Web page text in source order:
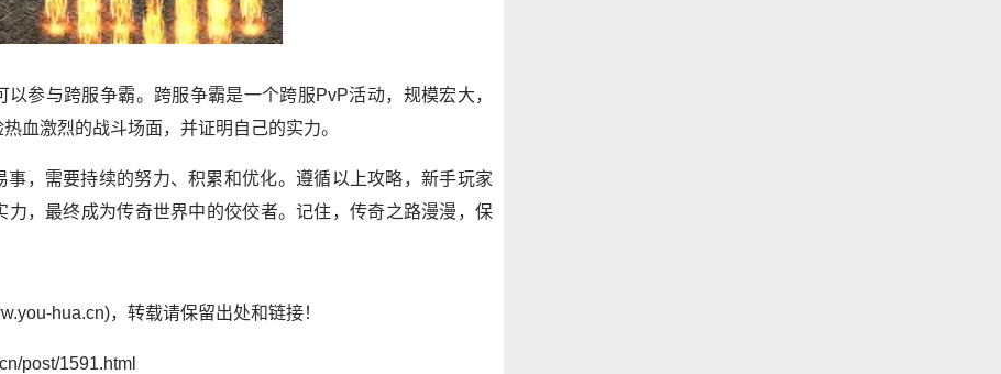
参与跨服争霸。跨服争霸是一个跨服PvP活动，规模宏大，
血激烈的战斗场面，并证明自己的实力。
事，需要持续的努力、积累和优化。遵循以上攻略，新手玩家
力，最终成为传奇世界中的佼佼者。记住，传奇之路漫漫，保
hua.cn)，转载请保留出处和链接！
post/1591.html